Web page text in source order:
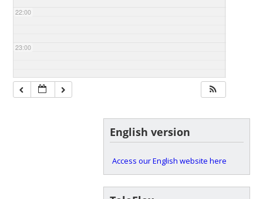
22:00
23:00
English version
Access our English website here